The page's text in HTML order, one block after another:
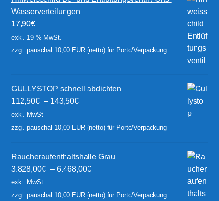
Wasserverteilungen
17,90€
exkl. 19 % MwSt.
zzgl. pauschal 10,00 EUR (netto) für Porto/Verpackung
GULLYSTOP schnell abdichten
112,50€ – 143,50€
exkl. MwSt.
zzgl. pauschal 10,00 EUR (netto) für Porto/Verpackung
Raucheraufenthaltshalle Grau
3.828,00€ – 6.468,00€
exkl. MwSt.
zzgl. pauschal 10,00 EUR (netto) für Porto/Verpackung